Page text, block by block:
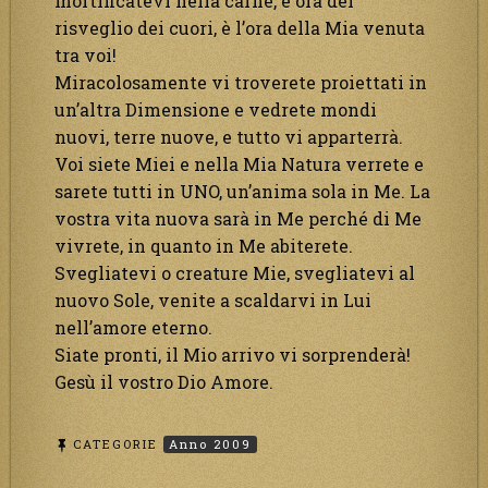
risveglio dei cuori, è l’ora della Mia venuta
tra voi!
Miracolosamente vi troverete proiettati in
un’altra Dimensione e vedrete mondi
nuovi, terre nuove, e tutto vi apparterrà.
Voi siete Miei e nella Mia Natura verrete e
sarete tutti in UNO, un’anima sola in Me. La
vostra vita nuova sarà in Me perché di Me
vivrete, in quanto in Me abiterete.
Svegliatevi o creature Mie, svegliatevi al
nuovo Sole, venite a scaldarvi in Lui
nell’amore eterno.
Siate pronti, il Mio arrivo vi sorprenderà!
Gesù il vostro Dio Amore.
CATEGORIE Anno 2009